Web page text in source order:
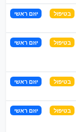
בטיפול יוזם ראשי
בטיפול יוזם ראשי
בטיפול יוזם ראשי
בטיפול יוזם ראשי